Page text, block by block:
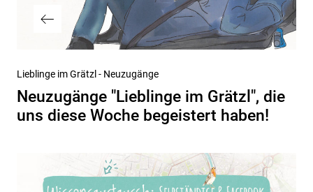
Vorheriger
Beitrag
Lieblinge im Grätzl - Neuzugänge
Neuzugänge "Lieblinge im Grätzl", die
uns diese Woche begeistert haben!